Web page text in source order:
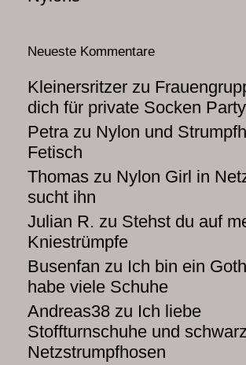
Neueste Kommentare
Kleinersritzer zu
dich für private Socken Party
Petra zu Nylon und
Fetisch
Thomas zu Nylon Girl in
sucht ihn
Julian R. zu Stehst du auf
Kniestrümpfe
Busenfan zu Ich bin ein
habe viele Schuhe
Andreas38 zu Ich liebe
Stoffturnschuhe und
Netzstrumpfhosen